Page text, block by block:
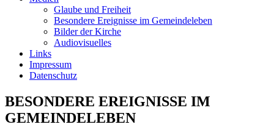
Glaube und Freiheit
Besondere Ereignisse im Gemeindeleben
Bilder der Kirche
Audiovisuelles
Links
Impressum
Datenschutz
BESONDERE EREIGNISSE IM
GEMEINDELEBEN